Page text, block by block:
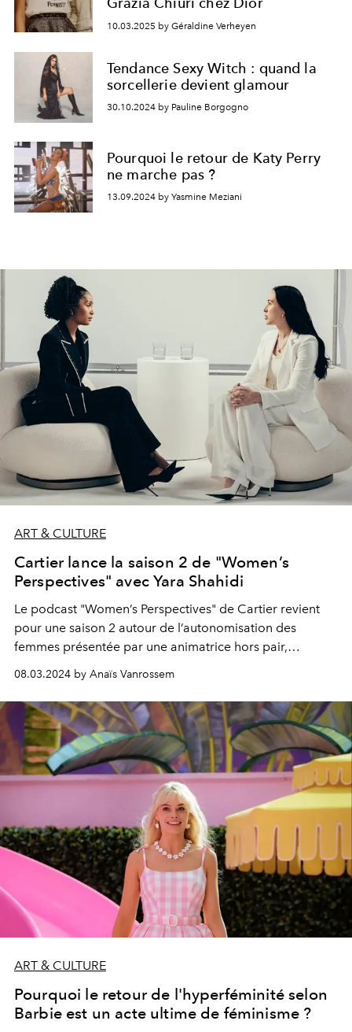
10.03.2025 by Géraldine Verheyen
Tendance Sexy Witch : quand la
sorcellerie devient glamour
30.10.2024 by Pauline Borgogno
Pourquoi le retour de Katy Perry
ne marche pas ?
13.09.2024 by Yasmine Meziani
ART & CULTURE
Cartier lance la saison 2 de "Women’s
Perspectives" avec Yara Shahidi
Le podcast "Women’s Perspectives" de Cartier revient
pour une saison 2 autour de l’autonomisation des
femmes présentée par une animatrice hors pair,
08.03.2024 by Anaïs Vanrossem
ART & CULTURE
Pourquoi le retour de l'hyperféminité selon
Barbie est un acte ultime de féminisme ?